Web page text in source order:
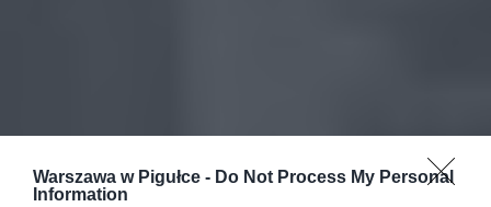
Warszawa w Pigułce - Do Not Process My Personal
Information